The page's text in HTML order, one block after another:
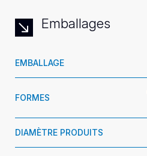
Emballages
EMBALLAGE
FORMES
DIAMÈTRE PRODUITS